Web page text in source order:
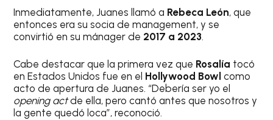
Inmediatamente, Juanes llamó a Rebeca León, que
entonces era su socia de management, y se
convirtió en su mánager de 2017 a 2023.
Cabe destacar que la primera vez que Rosalía tocó
en Estados Unidos fue en el Hollywood Bowl como
acto de apertura de Juanes. “Debería ser yo el
opening actde ella, pero cantó antes que nosotros y
la gente quedó loca”, reconoció.